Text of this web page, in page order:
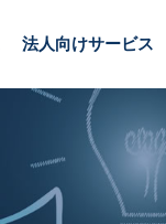
法人向けサービス